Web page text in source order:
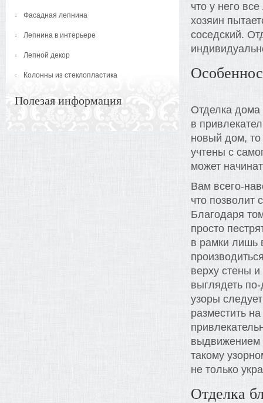
Фасадная лепнина
Лепнина в интерьере
Лепной декор
Колонны из стеклопластика
Полезая информация
что у него
хозяин
соседский.
Отделка дома
в
новый дом,
учтены с
может
Вам всего-
что позволит
Благодаря
просто
в рамки лишь
верху стены
выглядеть
узоры
разместить
выдвижением
такому
не только
Отделка